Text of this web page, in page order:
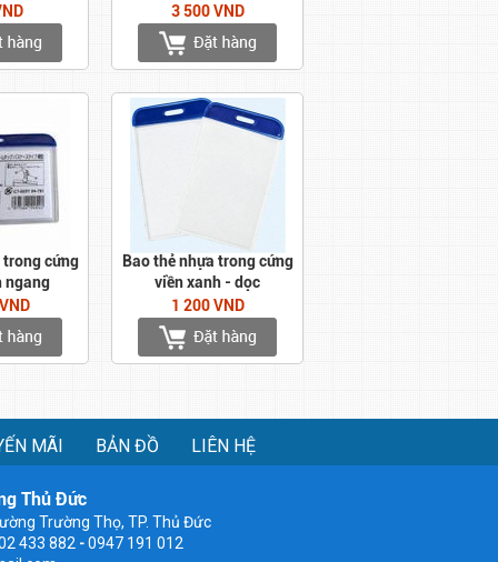
3 500 VND
trong cứng
ngang
Bao thẻ nhựa trong cứng
viền xanh - dọc
1 200 VND
MÃI BẢN ĐỒ LIÊN HỆ
Thủ Đức
Trường Thọ, TP. Thủ Đức
433 882 -0947 191 012